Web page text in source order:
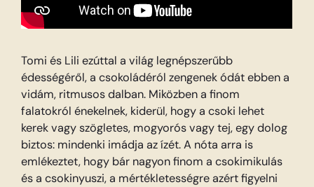
Tomi és Lili ezúttal a világ legnépszerűbb
édességéről, a csokoládéról zengenek ódát ebben a
vidám, ritmusos dalban. Miközben a finom
falatokról énekelnek, kiderül, hogy a csoki lehet
kerek vagy szögletes, mogyorós vagy tej, egy dolog
biztos: mindenki imádja az ízét. A nóta arra is
emlékeztet, hogy bár nagyon finom a csokimikulás
és a csokinyuszi, a mértékletességre azért figyelni